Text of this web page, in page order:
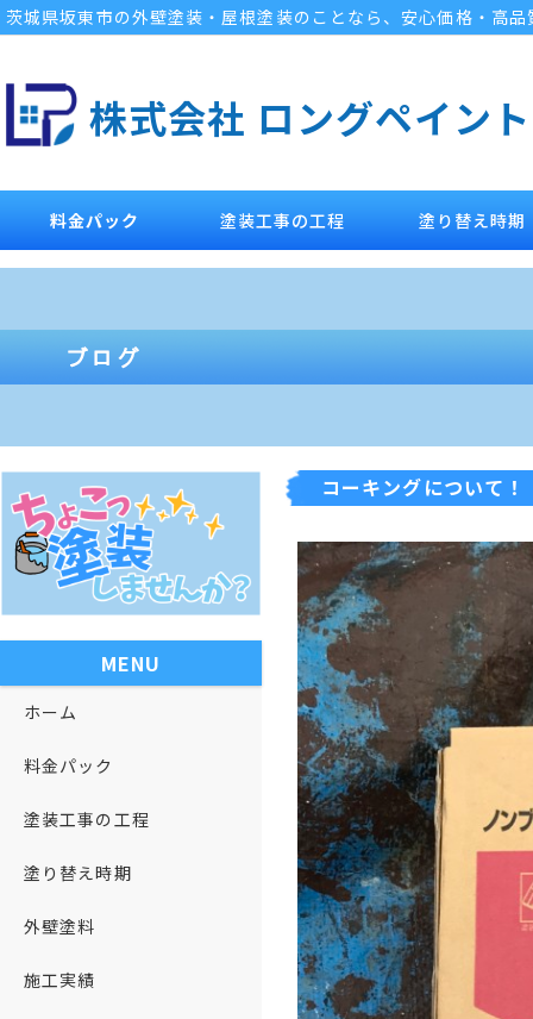
茨城県坂東市の外壁塗装・屋根塗装のことなら、安心価格・高
株式会社 ロングペイント
料金パック 塗装工事の工程 塗り替え時期
コーキングについて！
MENU
ホーム
料金パック
塗装工事の工程
塗り替え時期
外壁塗料
施工実績